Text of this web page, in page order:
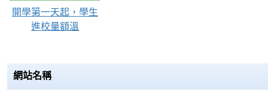
開學第一天起，學生
進校量額溫
網站名稱